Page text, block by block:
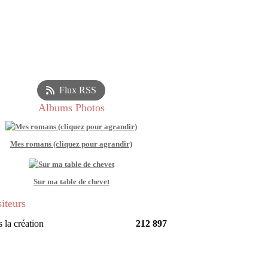
Flux RSS
Albums Photos
Mes romans (cliquez pour agrandir)
Sur ma table de chevet
la création 212 897